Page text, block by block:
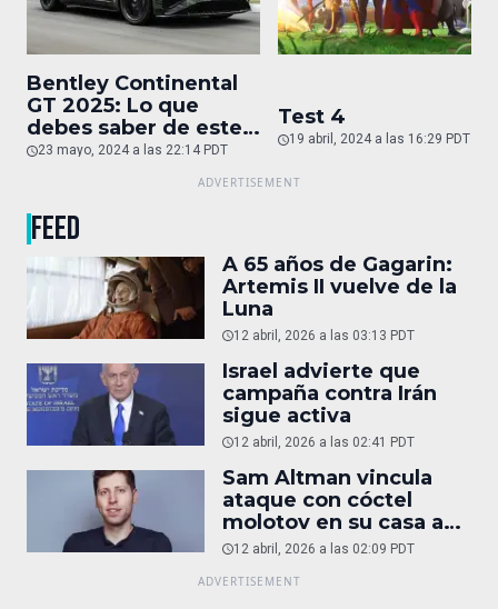
Bentley Continental
GT 2025: Lo que
debes saber de este
auto de superlujo
23 mayo, 2024 a las 22:14 PDT
Test 4
19 abril, 2024 a las 16:29 PDT
FEED
A 65 años de Gagarin:
Artemis II vuelve de la
Luna
12 abril, 2026 a las 03:13 PDT
Israel advierte que
campaña contra Irán
sigue activa
12 abril, 2026 a las 02:41 PDT
Sam Altman vincula
ataque con cóctel
molotov en su casa a
reportaje
12 abril, 2026 a las 02:09 PDT